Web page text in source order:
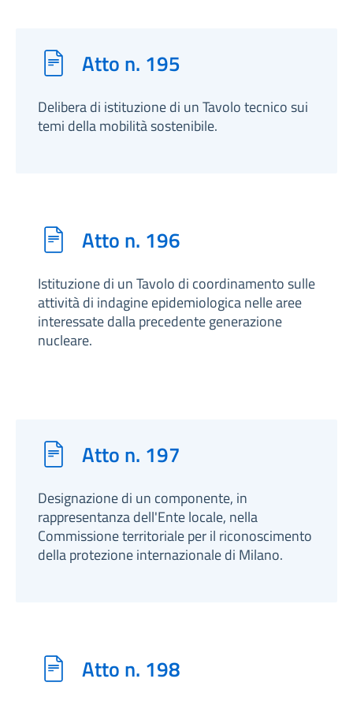
Atto n. 195
Delibera di istituzione di un Tavolo tecnico sui
temi della mobilità sostenibile.
Atto n. 196
Istituzione di un Tavolo di coordinamento sulle
attività di indagine epidemiologica nelle aree
interessate dalla precedente generazione
nucleare.
Atto n. 197
Designazione di un componente, in
rappresentanza dell'Ente locale, nella
Commissione territoriale per il riconoscimento
della protezione internazionale di Milano.
Atto n. 198